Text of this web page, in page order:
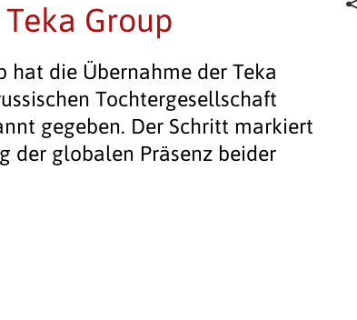
Group
hat die Übernahme der Teka
Tochtergesellschaft
gegeben. Der Schritt markiert
der globalen Präsenz beider